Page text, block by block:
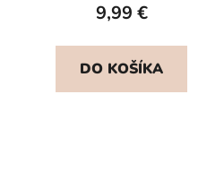
9,99 €
DO KOŠÍKA